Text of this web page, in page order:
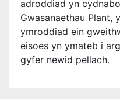
adroddiad yn
Gwasanaethau Plant,
ymroddiad ein
eisoes yn ymateb i
gyfer newid pellach.